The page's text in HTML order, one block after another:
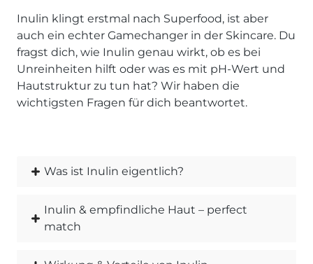
Inulin klingt erstmal nach Superfood, ist aber
auch ein echter Gamechanger in der Skincare. Du
fragst dich, wie Inulin genau wirkt, ob es bei
Unreinheiten hilft oder was es mit pH-Wert und
Hautstruktur zu tun hat? Wir haben die
wichtigsten Fragen für dich beantwortet.
Was ist Inulin eigentlich?
Inulin & empfindliche Haut – perfect
match